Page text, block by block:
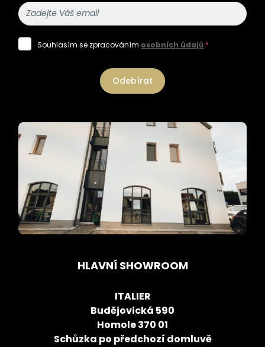
Souhlasím se zpracováním osobních údajů *
Odebírat
HLAVNÍ SHOWROOM
ITALIER
Budějovická 590
Homole 370 01
Schůzka po předchozí domluvě